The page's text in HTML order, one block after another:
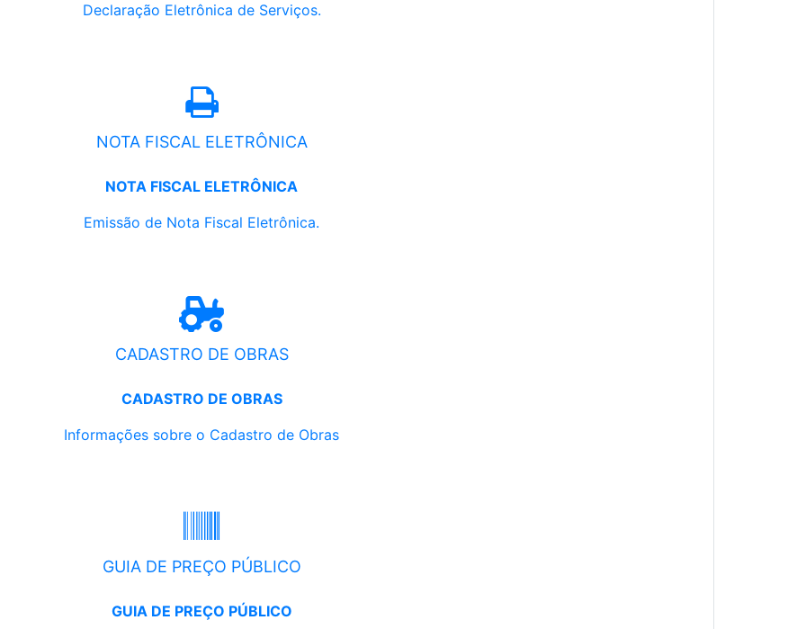
Declaração Eletrônica de Serviços.
NOTA FISCAL ELETRÔNICA
NOTA FISCAL ELETRÔNICA
Emissão de Nota Fiscal Eletrônica.
CADASTRO DE OBRAS
CADASTRO DE OBRAS
Informações sobre o Cadastro de Obras
GUIA DE PREÇO PÚBLICO
GUIA DE PREÇO PÚBLICO